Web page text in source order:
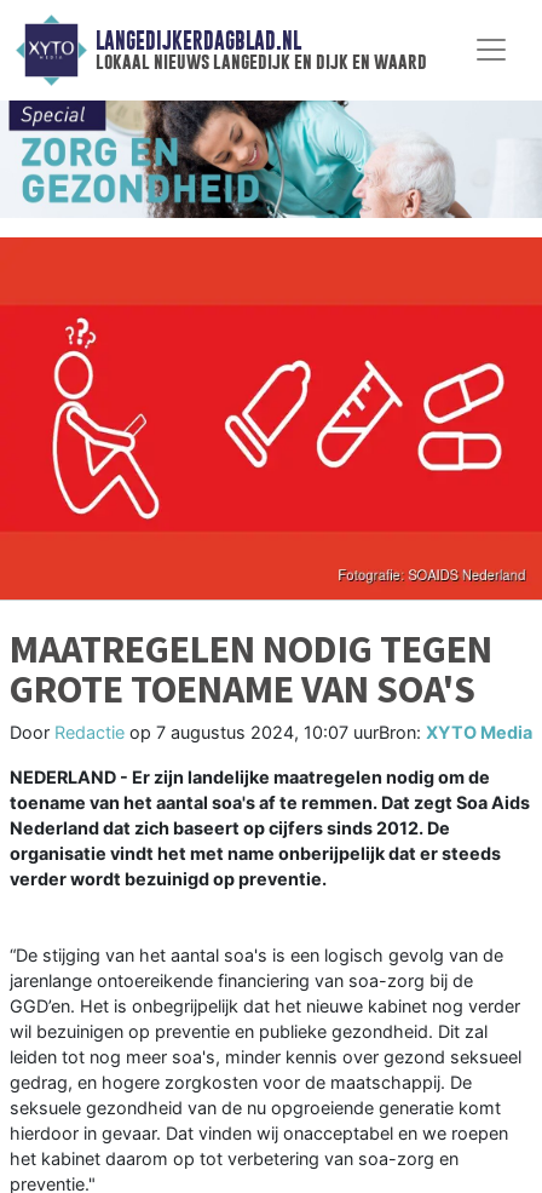
LANGEDIJKERDAGBLAD.NL
lokaal nieuws langedijk en dijk en waard
MAATREGELEN NODIG TEGEN
GROTE TOENAME VAN SOA'S
Door Redactie op 7 augustus 2024, 10:07 uurBron: XYTO Media
NEDERLAND - Er zijn landelijke maatregelen nodig om de
toename van het aantal soa's af te remmen. Dat zegt Soa Aids
Nederland dat zich baseert op cijfers sinds 2012. De
organisatie vindt het met name onberijpelijk dat er steeds
verder wordt bezuinigd op preventie.
“De stijging van het aantal soa's is een logisch gevolg van de
jarenlange ontoereikende financiering van soa-zorg bij de
GGD’en. Het is onbegrijpelijk dat het nieuwe kabinet nog verder
wil bezuinigen op preventie en publieke gezondheid. Dit zal
leiden tot nog meer soa's, minder kennis over gezond seksueel
gedrag, en hogere zorgkosten voor de maatschappij. De
seksuele gezondheid van de nu opgroeiende generatie komt
hierdoor in gevaar. Dat vinden wij onacceptabel en we roepen
het kabinet daarom op tot verbetering van soa-zorg en
preventie."